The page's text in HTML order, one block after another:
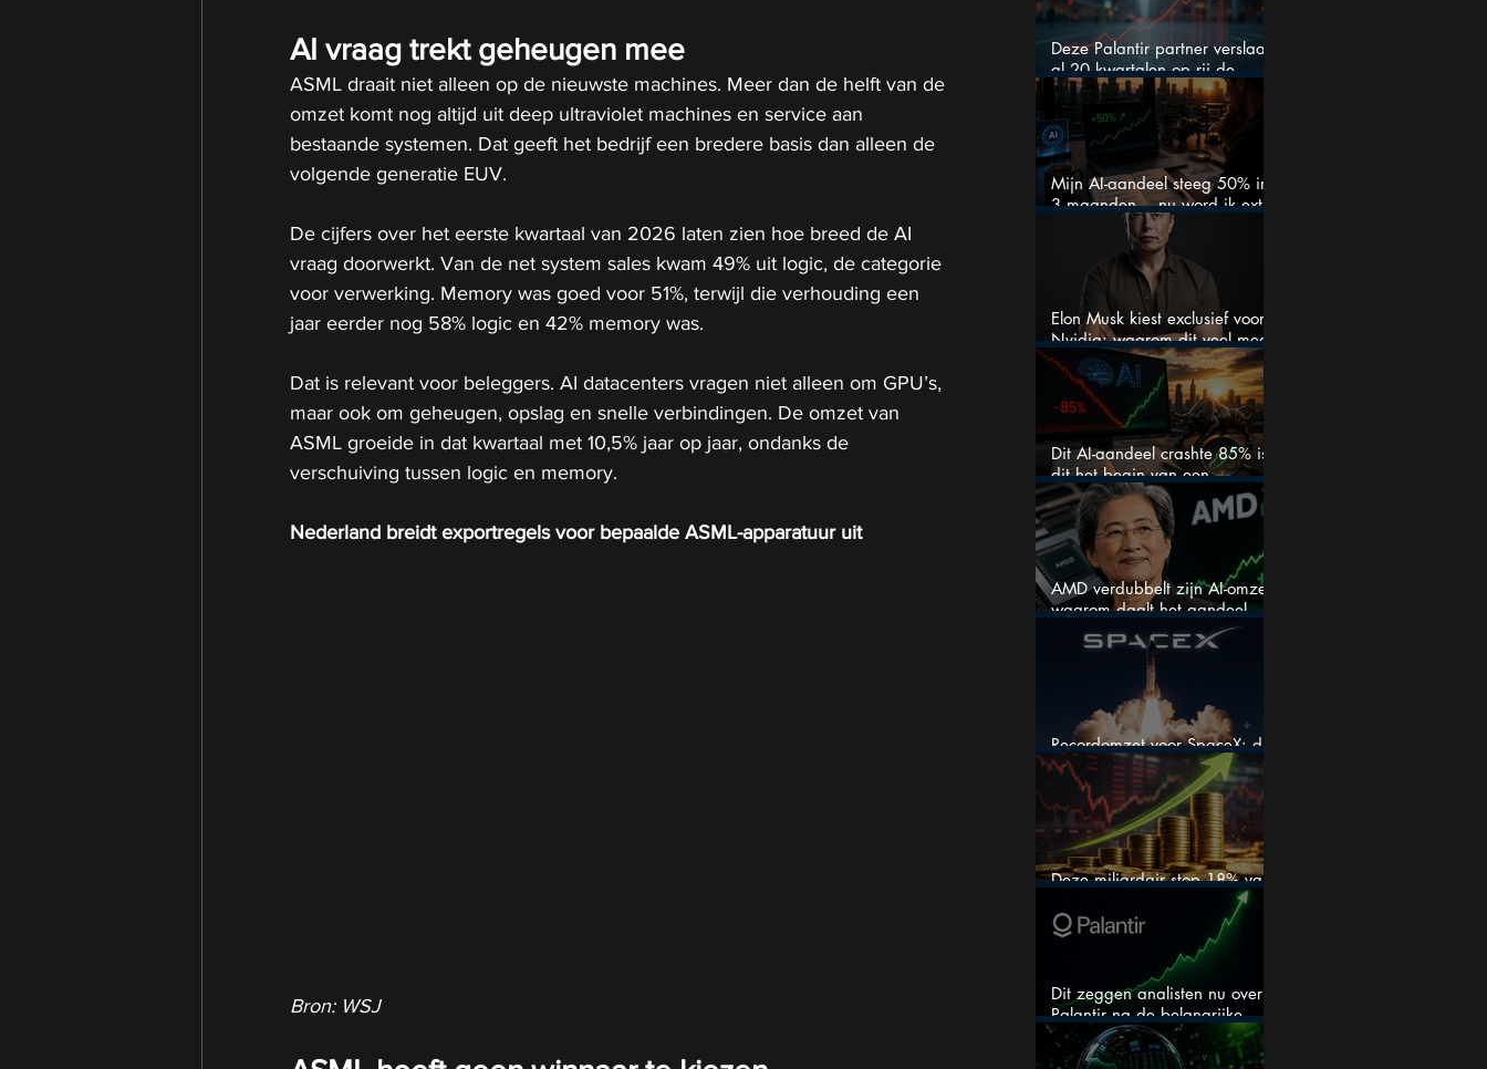
AI vraag trekt geheugen mee
ASML draait niet alleen op de nieuwste machines. Meer dan de helft van de
omzet komt nog altijd uit deep ultraviolet machines en service aan
bestaande systemen. Dat geeft het bedrijf een bredere basis dan alleen de
volgende generatie EUV.
De cijfers over het eerste kwartaal van 2026 laten zien hoe breed de AI
vraag doorwerkt. Van de net system sales kwam 49% uit logic, de categorie
voor verwerking. Memory was goed voor 51%, terwijl die verhouding een
jaar eerder nog 58% logic en 42% memory was.
Dat is relevant voor beleggers. AI datacenters vragen niet alleen om GPU’s,
maar ook om geheugen, opslag en snelle verbindingen. De omzet van
ASML groeide in dat kwartaal met 10,5% jaar op jaar, ondanks de
verschuiving tussen logic en memory.
Nederland breidt exportregels voor bepaalde ASML-apparatuur uit
Bron: WSJ
Deze Palantir partner verslaat
al 20 kwartalen op rij de
verwachtingen
Mijn AI-aandeel steeg 50% in
3 maanden… nu word ik extra
Elon Musk kiest exclusief voor
Nvidia: waarom dit veel meer
is dan één grote GPU-order
Dit AI-aandeel crashte 85% is
dit het begin van een
explosieve comeback?
AMD verdubbelt zijn AI-omzet:
waarom daalt het aandeel
toch hard?
Recordomzet voor SpaceX: dit
moet je weten
Deze miljardair stop 18% van
zijn vermogen in één aandeel
Dit zeggen analisten nu over
Palantir na de belangrijke
kwartaalcijfers